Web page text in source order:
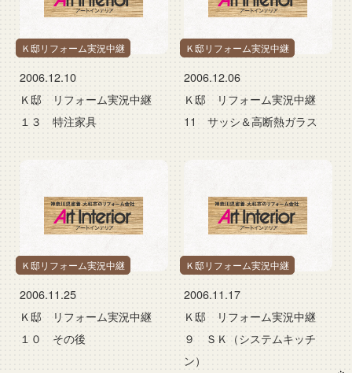
Ｋ邸リフォーム実況中継
2006.12.10
Ｋ邸 リフォーム実況中継
１３ 特注家具
Ｋ邸リフォーム実況中継
2006.12.06
Ｋ邸 リフォーム実況中継
11 サッシ＆高断熱ガラス
Ｋ邸リフォーム実況中継
2006.11.25
Ｋ邸 リフォーム実況中継
１０ その後
Ｋ邸リフォーム実況中継
2006.11.17
Ｋ邸 リフォーム実況中継
９ ＳＫ（システムキッチ
ン）